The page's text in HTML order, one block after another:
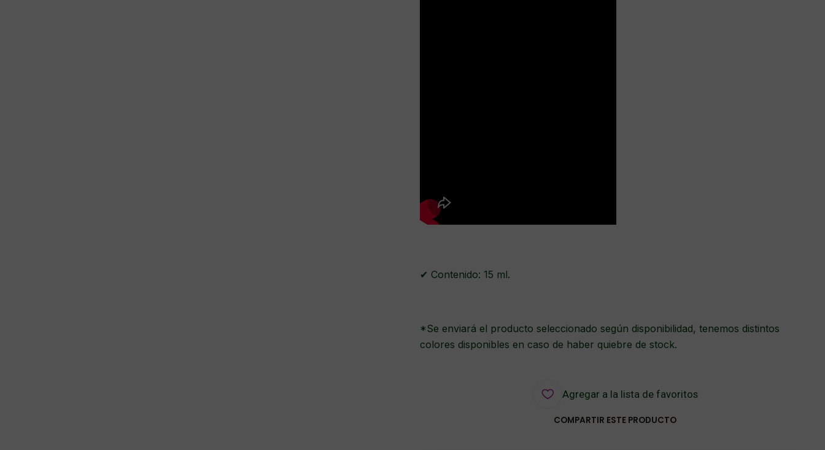
✔ Contenido: 15 ml.
*Se enviará el producto seleccionado según disponibilidad, tenemos distintos
colores disponibles en caso de haber quiebre de stock.
Agregar a la lista de favoritos
COMPARTIR ESTE PRODUCTO